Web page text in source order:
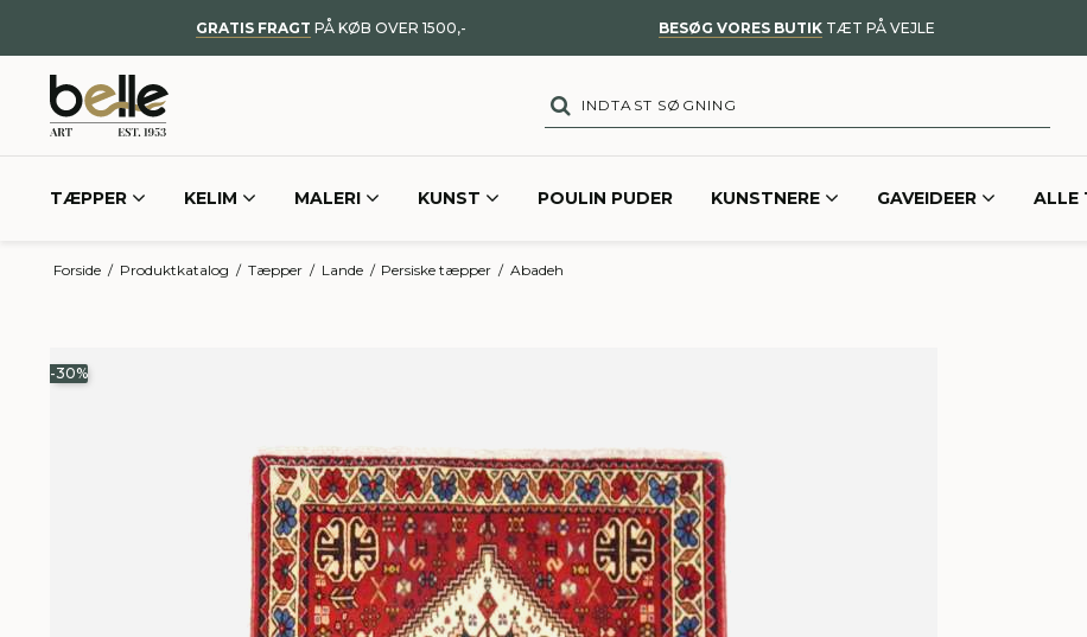
GRATIS FRAGT PÅ KØB OVER 1500,- BESØG VORES BUTIK TÆT PÅ VEJLE
TÆPPER KELIM MALERI KUNST POULIN PUDER KUNSTNERE GAVEIDEER ALLE
Forside / Produktkatalog / Tæpper / Lande / Persiske tæpper / Abadeh
-30%